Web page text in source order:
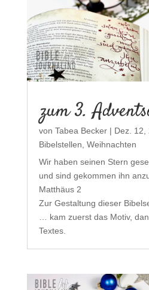
zum 3.
von Tabea Becker| Dez. 12,
Bibelstellen, Weihnachten
Wir haben seinen Stern
und sind gekommen ihn
Matthäus 2
Zur Gestaltung dieser
… kam zuerst das Motiv,
Textes.